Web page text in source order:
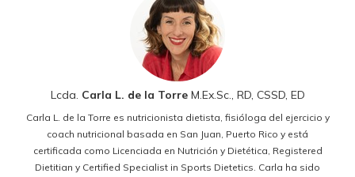
Lcda. Carla L. de la TorreM.Ex.Sc., RD, CSSD, ED
Carla L. de la Torre es nutricionista dietista, fisióloga del ejercicio y
coach nutricional basada en San Juan, Puerto Rico y está
certificada como Licenciada en Nutrición y Dietética, Registered
Dietitian y Certified Specialist in Sports Dietetics. Carla ha sido